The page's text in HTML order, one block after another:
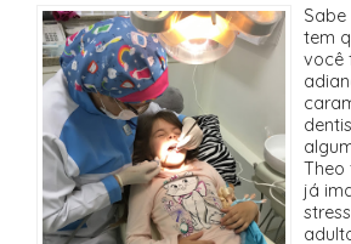
tem
você
Theo
já